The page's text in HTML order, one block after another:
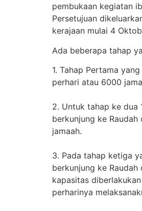
pembukaan kegiatan
Persetujuan
kerajaan mulai 4
Ada beberapa tahap
1. Tahap Pertama
perhari atau 6000
2. Untuk tahap ke dua
berkunjung ke
jamaah.
3. Pada tahap ketiga
berkunjung ke
kapasitas
perharinya